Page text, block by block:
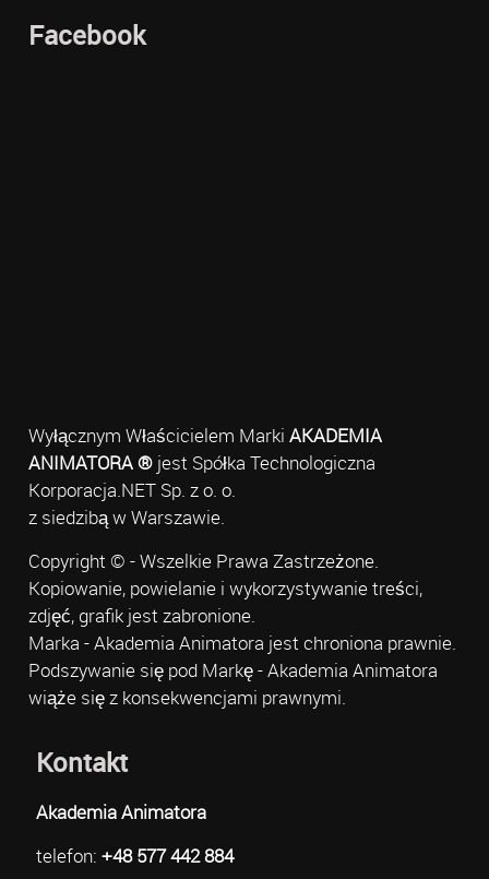
Facebook
Wyłącznym Właścicielem Marki AKADEMIA
ANIMATORA ®jest Spółka Technologiczna
Korporacja.NET Sp. z o. o.
z siedzibą w Warszawie.
Copyright © - Wszelkie Prawa Zastrzeżone.
Kopiowanie, powielanie i wykorzystywanie treści,
zdjęć, grafik jest zabronione.
Marka - Akademia Animatora jest chroniona prawnie.
Podszywanie się pod Markę - Akademia Animatora
wiąże się z konsekwencjami prawnymi.
Kontakt
Akademia Animatora
telefon: +48 577 442 884